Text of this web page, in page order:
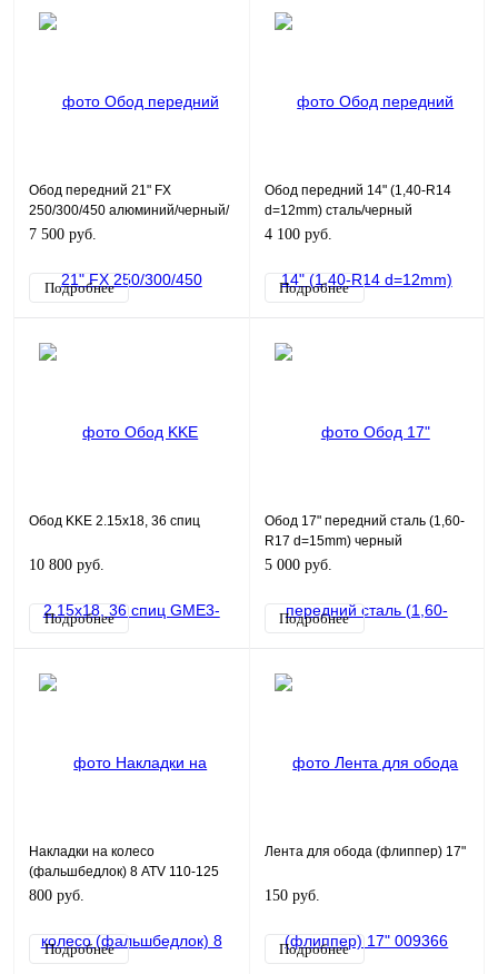
Обод передний 21" FX
250/300/450 алюминий/черный/
ступица синяя
7 500 руб.
Подробнее
Обод передний 14" (1,40-R14
d=12mm) сталь/черный
4 100 руб.
Подробнее
Обод KKE 2.15x18, 36 спиц
10 800 руб.
Подробнее
Обод 17" передний сталь (1,60-
R17 d=15mm) черный
5 000 руб.
Подробнее
Накладки на колесо
(фальшбедлок) 8 ATV 110-125
(комплект 4шт) синий
800 руб.
Подробнее
Лента для обода (флиппер) 17"
150 руб.
Подробнее